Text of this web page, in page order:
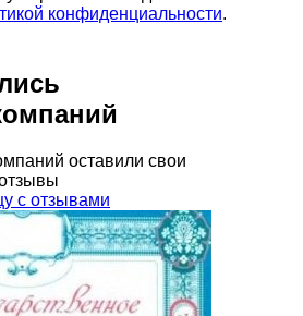
конфиденциальности.
оставили свои
с отзывами